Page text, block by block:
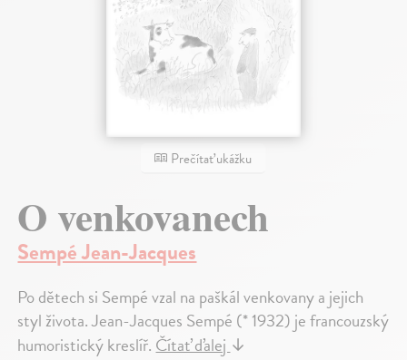
Prečítať ukážku
O venkovanech
Sempé Jean-Jacques
Po dětech si Sempé vzal na paškál venkovany a jejich
styl života. Jean-Jacques Sempé (* 1932) je francouzský
humoristický kreslíř.Čítať ďalej↓